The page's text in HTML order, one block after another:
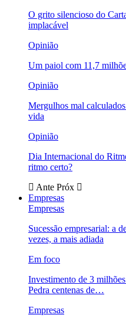
O grito silencioso do
implacável
Opinião
Um paiol com 11,7
Opinião
Mergulhos mal
vida
Opinião
Dia Internacional do
ritmo certo?
Ante Próx
Empresas
Empresas
Sucessão empresarial: a
vezes, a mais adiada
Em foco
Investimento de 3
Pedra centenas de…
Empresas